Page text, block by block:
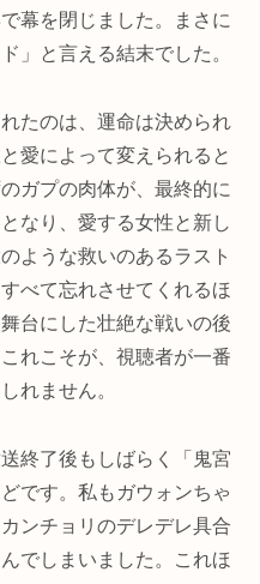
幕を閉じました。まさに
」と言える結末でした。
たのは、運命は決められ
愛によって変えられると
ガプの肉体が、最終的に
なり、愛する女性と新し
ような救いのあるラスト
べて忘れさせてくれるほ
台にした壮絶な戦いの後
れこそが、視聴者が一番
れません。
終了後もしばらく「鬼宮
です。私もガウォンちゃ
ンチョリのデレデレ具合
でしまいました。これほ